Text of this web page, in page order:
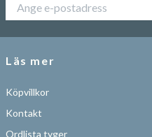
Läs mer
Köpvillkor
Kontakt
Ordlista tyger